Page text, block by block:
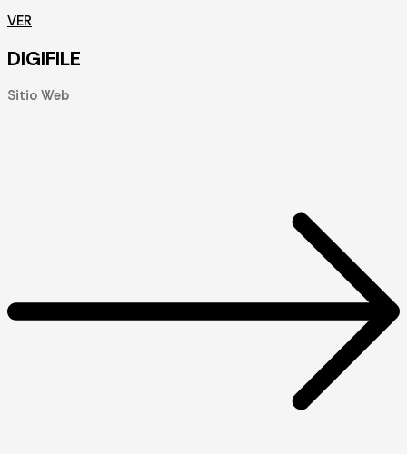
VER
DIGIFILE
Sitio Web